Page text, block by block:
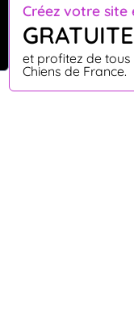
Créez votre site
et profitez de tous
Chiens de France.